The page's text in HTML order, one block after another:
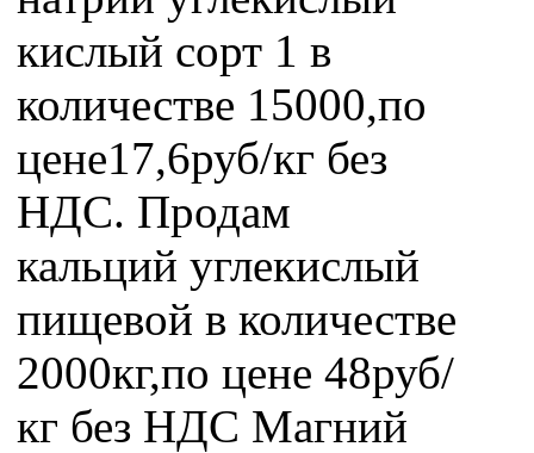
кислый сорт 1 в
количестве 15000,по
цене17,6руб/кг без
НДС. Продам
кальций углекислый
пищевой в количестве
2000кг,по цене 48руб/
кг без НДС Магний